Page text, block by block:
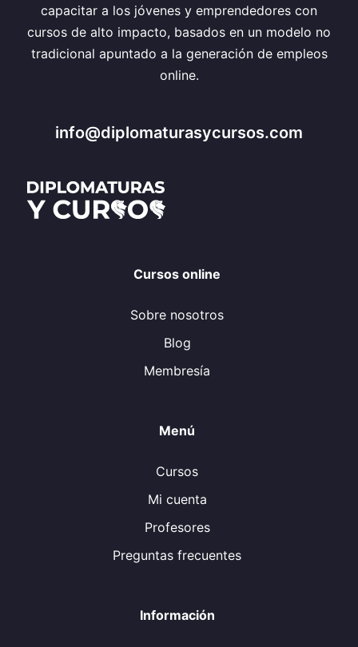
capacitar a los jóvenes y emprendedores con
cursos de alto impacto, basados en un modelo no
tradicional apuntado a la generación de empleos
online.
info@diplomaturasycursos.com
Cursos online
Sobre nosotros
Blog
Membresía
Menú
Cursos
Mi cuenta
Profesores
Preguntas frecuentes
Información